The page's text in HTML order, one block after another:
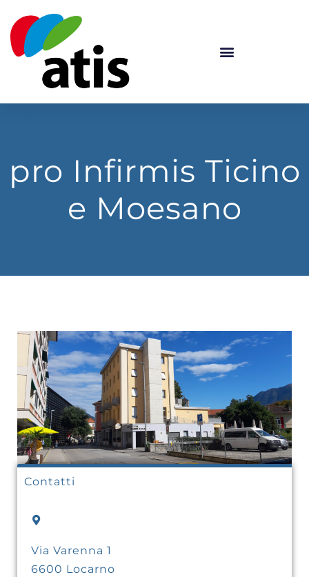
pro Infirmis Ticino
e Moesano
Contatti
Via Varenna 1
6600 Locarno